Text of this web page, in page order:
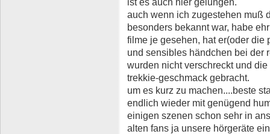
auch wenn ich zugestehen muß
besonders bekannt war, habe
filme je gesehen, hat er(oder die
und sensibles händchen bei der
wurden nicht verschreckt und
trekkie-geschmack gebracht.
um es kurz zu machen....beste
endlich wieder mit genügend
einigen szenen schon sehr in
alten fans ja unsere hörgeräte